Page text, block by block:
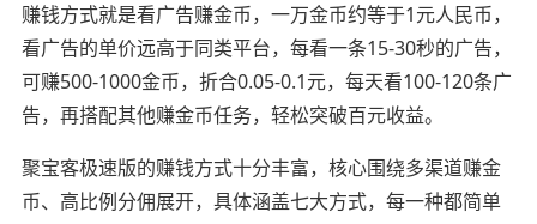
赚钱方式就是看广告赚金币，一万金币约等于1元人民币，
看广告的单价远高于同类平台，每看一条15-30秒的广告，
可赚500-1000金币，折合0.05-0.1元，每天看100-120条广
告，再搭配其他赚金币任务，轻松突破百元收益。
聚宝客极速版的赚钱方式十分丰富，核心围绕多渠道赚金
币、高比例分佣展开，具体涵盖七大方式，每一种都简单